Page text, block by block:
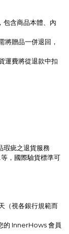
包含商品本體、內
將贈品一併退回，
運費將從退款中扣
瑕疵之退貨服務
，國際驗貨標準可
（視各銀行規範而
的 InnerHows 會員